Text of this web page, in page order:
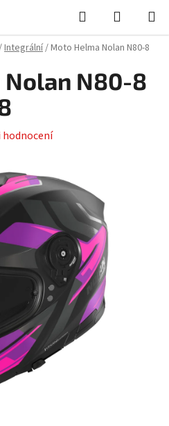
Hledat
KOŠÍK
Integrální/Moto Helma Nolan N80-8
N80-8